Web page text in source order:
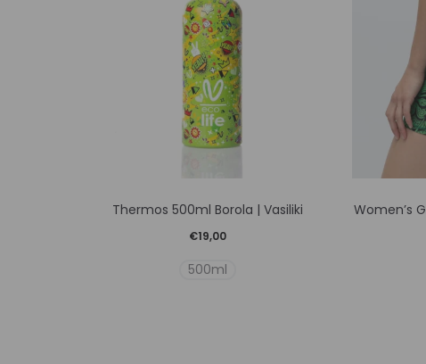
το
Thermos 500ml Borola | Vasiliki
€19,00
500ml
Women’s